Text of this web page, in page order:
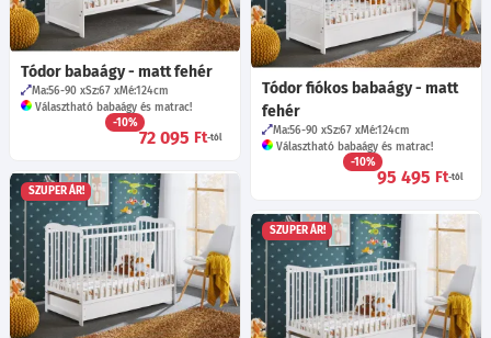
Tódor babaágy - matt fehér
Ma:56-90 Sz:67 Mé:124cm
Választható babaágy és matrac!
-10%
72 095 Ft-tól
Tódor fiókos babaágy - matt
fehér
Ma:56-90 Sz:67 Mé:124cm
Választható babaágy és matrac!
-10%
95 495 Ft-tól
SZUPER ÁR!
SZUPER ÁR!